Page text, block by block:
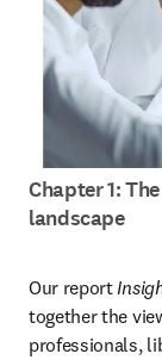
Chapter 1:
landscape
Our report
together the
professionals,